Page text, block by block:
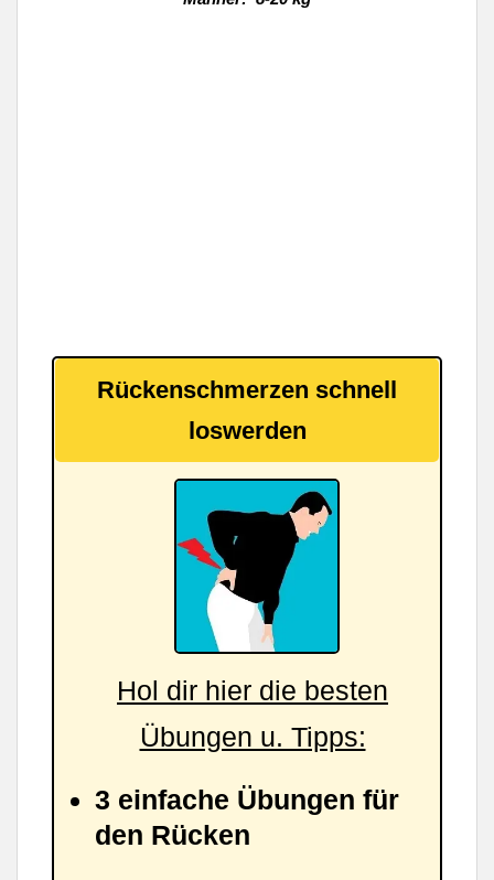
Rückenschmerzen schnell
loswerden
Hol dir hier die besten
Übungen u. Tipps:
3 einfache Übungen für
den Rücken